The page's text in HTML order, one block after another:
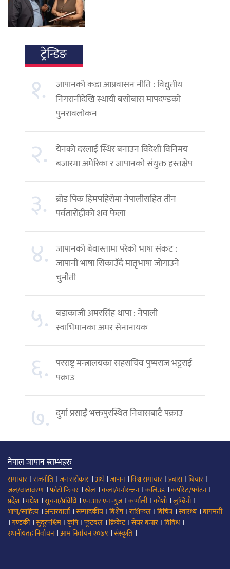
ट्रेन्डिङ
१.
जापानको कडा आप्रवासन नीति : विद्युतीय
निगरानीदेखि स्थायी बसोबास मापदण्डको
पुनरावलोकन
२. येनको दरलाई स्थिर बनाउन विदेशी विनिमय
बजारमा अमेरिका र जापानको संयुक्त हस्तक्षेप
३.
ब्रोड पिक हिमपहिरोमा नेपालीसहित तीन
पर्वतारोहीको शव फेला
४. जापानको बेवास्तामा परेको भाषा संकट :
जापानी भाषा सिकाउँदै मातृभाषा जोगाउने
चुनौती
५. बडाकाजी अमरसिंह थापा : नेपाली
स्वाभिमानका अमर सेनानायक
६. परराष्ट्र मन्त्रालयका सहसचिव पुष्पराज भट्टराई
पक्राउ
७. दुर्गा प्रसाईं भक्तपुरस्थित निवासबाटै पक्राउ
नेपाल जापान स्तम्भहरु
समाचार ।राजनीति ।जन सरोकार ।अर्थ।जापान।विश्व समाचार ।प्रबास।बिचार ।
जल/वातावरण ।फोटो फिचर ।खेल ।कला/मनोरन्जन।कलिउड।कर्पोरेट/पर्यटन।
प्रदेश।मधेश।सूचना/प्रविधि।एन आर एन न्युज।कर्णाली।कोशी।लुम्बिनी।
भाषा/साहित्य ।अन्तरवार्ता।सम्पादकीय ।बिशेष।राशिफल ।बिचित्र।स्वास्थ्य ।बागमती
।गण्डकी।सुदूरपश्चिम ।कृषि।फूटबल ।क्रिकेट।सेयर बजार ।विविध।
स्थानीयतह निर्वाचन।आम निर्वाचन २०७९ ।संस्कृति ।